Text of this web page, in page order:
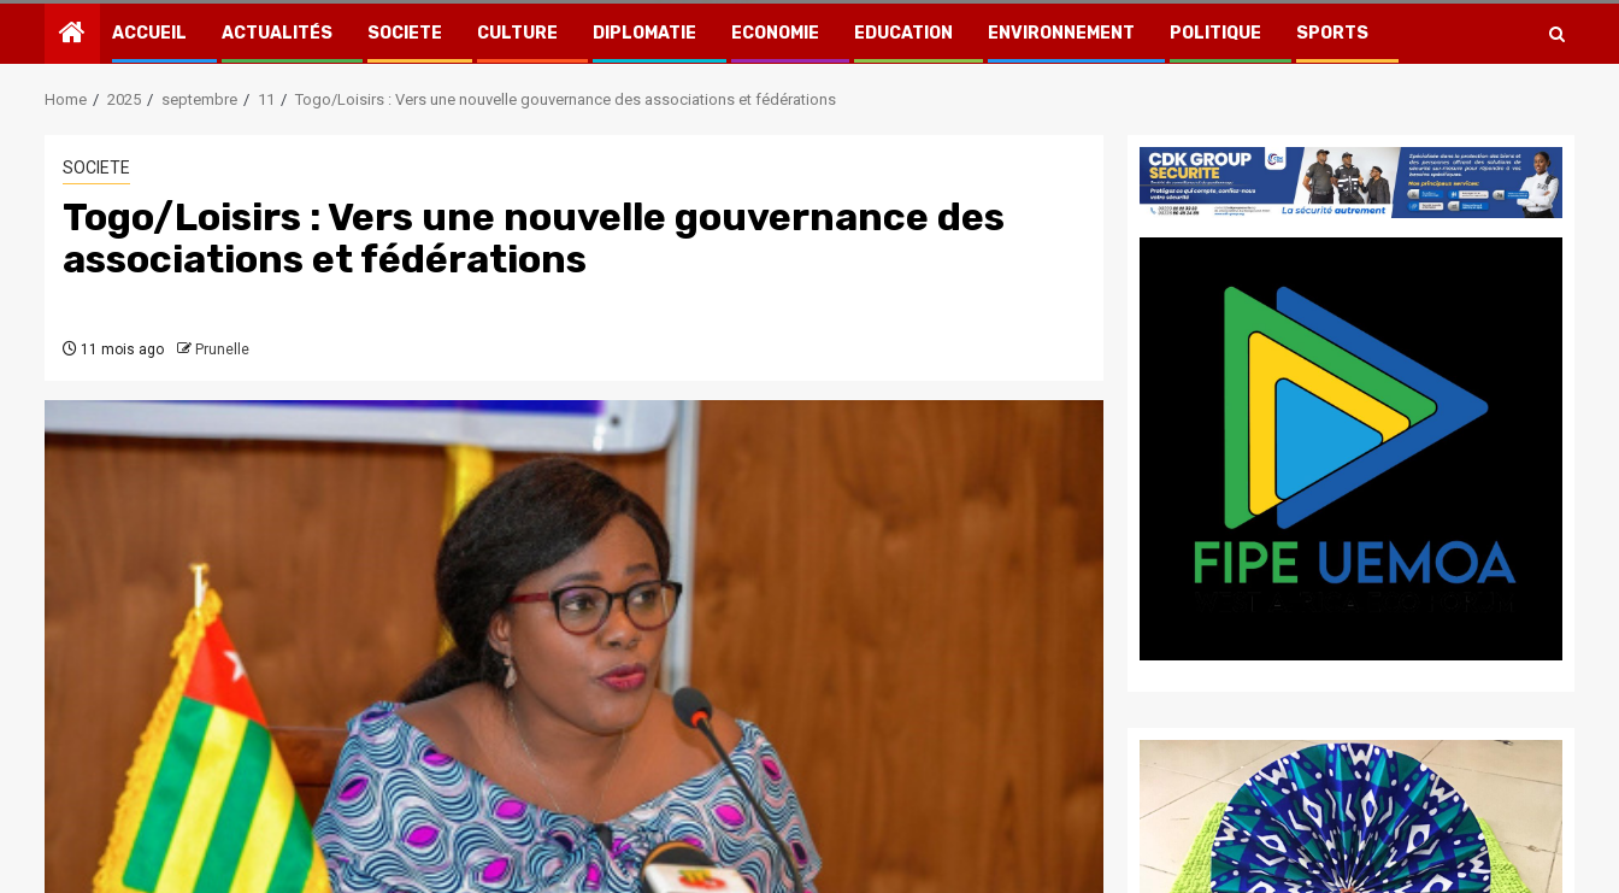
ACCUEIL ACTUALITÉS SOCIETE CULTURE DIPLOMATIE ECONOMIE EDUCATION ENVIRONNEMENT POLITIQUE SPORTS
Home 2025 septembre 11 Togo/Loisirs : Vers une nouvelle gouvernance des associations et fédérations
SOCIETE
Togo/Loisirs : Vers une nouvelle gouvernance des
associations et fédérations
11 mois ago Prunelle